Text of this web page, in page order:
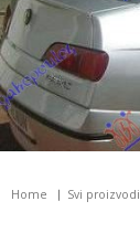
Home Svi proizvodi